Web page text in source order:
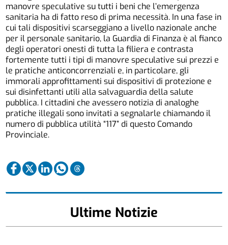
manovre speculative su tutti i beni che l’emergenza
sanitaria ha di fatto reso di prima necessità. In una fase in
cui tali dispositivi scarseggiano a livello nazionale anche
per il personale sanitario, la Guardia di Finanza è al fianco
degli operatori onesti di tutta la filiera e contrasta
fortemente tutti i tipi di manovre speculative sui prezzi e
le pratiche anticoncorrenziali e, in particolare, gli
immorali approfittamenti sui dispositivi di protezione e
sui disinfettanti utili alla salvaguardia della salute
pubblica. I cittadini che avessero notizia di analoghe
pratiche illegali sono invitati a segnalarle chiamando il
numero di pubblica utilità “117” di questo Comando
Provinciale.
Ultime Notizie